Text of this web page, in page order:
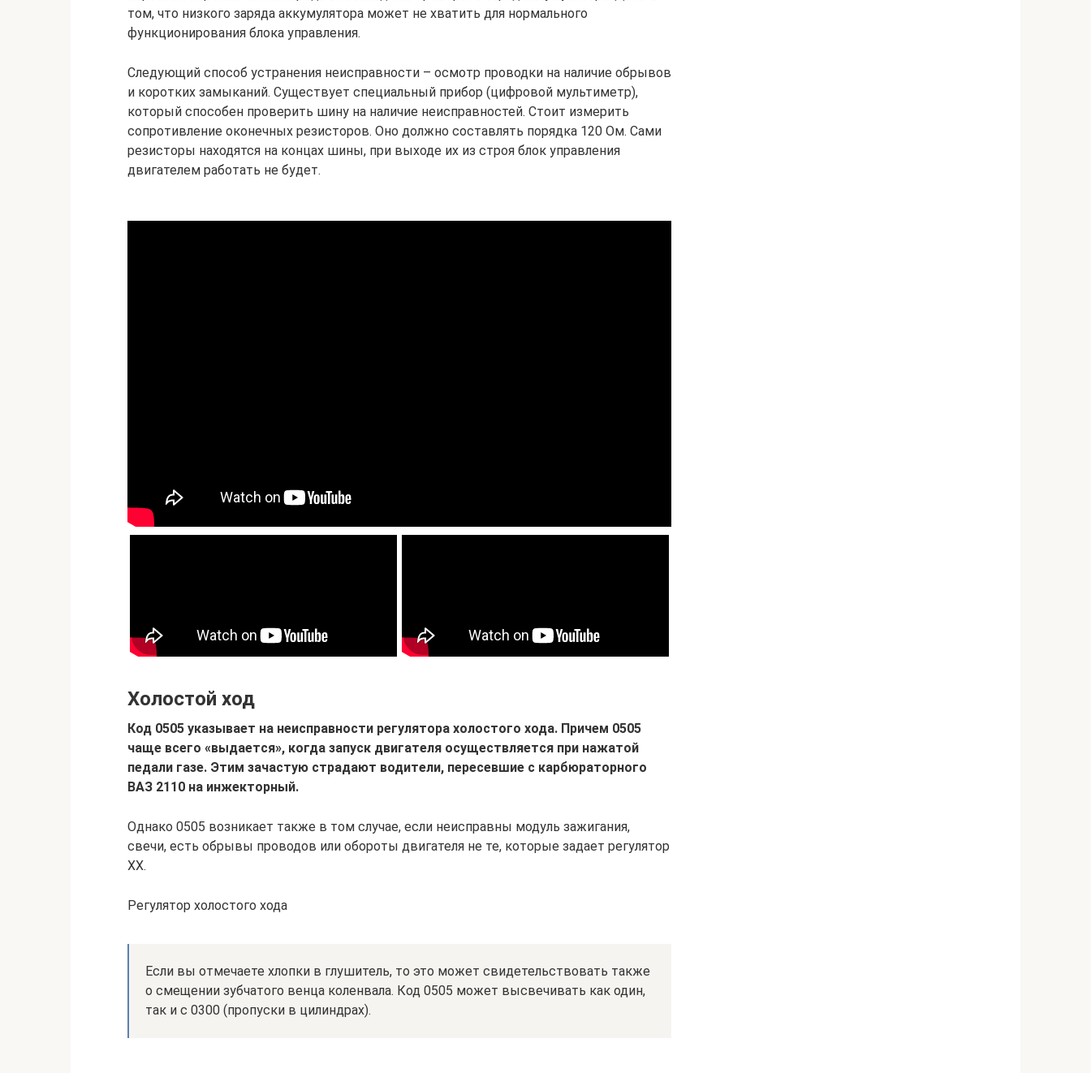
том, что низкого заряда аккумулятора может не хватить для нормального
функционирования блока управления.
Следующий способ устранения неисправности – осмотр проводки на наличие обрывов
и коротких замыканий. Существует специальный прибор (цифровой мультиметр),
который способен проверить шину на наличие неисправностей. Стоит измерить
сопротивление оконечных резисторов. Оно должно составлять порядка 120 Ом. Сами
резисторы находятся на концах шины, при выходе их из строя блок управления
двигателем работать не будет.
Холостой ход
Код 0505 указывает на неисправности регулятора холостого хода. Причем 0505
чаще всего «выдается», когда запуск двигателя осуществляется при нажатой
педали газе. Этим зачастую страдают водители, пересевшие с карбюраторного
ВАЗ 2110 на инжекторный.
Однако 0505 возникает также в том случае, если неисправны модуль зажигания,
свечи, есть обрывы проводов или обороты двигателя не те, которые задает регулятор
ХХ.
Регулятор холостого хода
Если вы отмечаете хлопки в глушитель, то это может свидетельствовать также
о смещении зубчатого венца коленвала. Код 0505 может высвечивать как один,
так и с 0300 (пропуски в цилиндрах).